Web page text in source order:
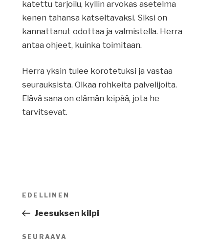
katettu tarjoilu, kyllin arvokas asetelma
kenen tahansa katseltavaksi. Siksi on
kannattanut odottaa ja valmistella. Herra
antaa ohjeet, kuinka toimitaan.
Herra yksin tulee korotetuksi ja vastaa
seurauksista. Olkaa rohkeita palvelijoita.
Elävä sana on elämän leipää, jota he
tarvitsevat.
Artikkelien
Edellinen
artikkeli
EDELLINEN
Jeesuksen kilpi
SEURAAVA